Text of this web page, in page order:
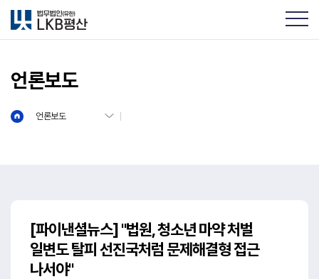
언론보도
언론보도
[파이낸셜뉴스] "법원, 청소년 마약 처벌
일변도 탈피 선진국처럼 문제해결형 접근
나서야"